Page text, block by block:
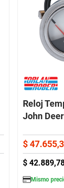
Reloj
John
$47.655,
$ 42.889,
Mismo